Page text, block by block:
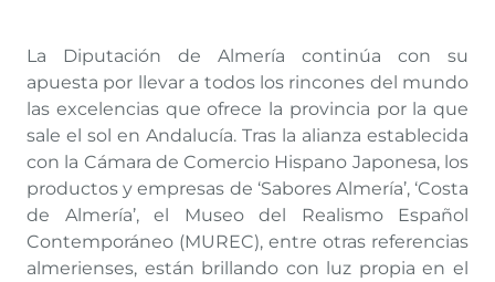
La Diputación de Almería continúa con su
apuesta por llevar a todos los rincones del mundo
las excelencias que ofrece la provincia por la que
sale el sol en Andalucía. Tras la alianza establecida
con la Cámara de Comercio Hispano Japonesa, los
productos y empresas de ‘Sabores Almería’, ‘Costa
de Almería’, el Museo del Realismo Español
Contemporáneo (MUREC), entre otras referencias
almerienses, están brillando con luz propia en el